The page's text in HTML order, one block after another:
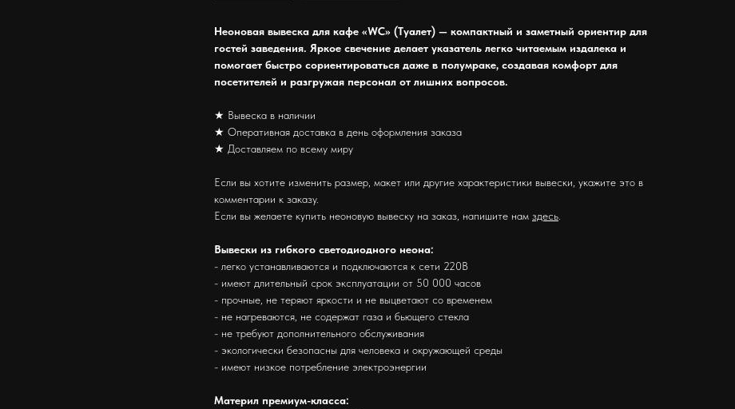
Неоновая вывеска для кафе «WC» (Туалет) — компактный и заметный ориентир для
гостей заведения. Яркое свечение делает указатель легко читаемым издалека и
помогает быстро сориентироваться даже в полумраке, создавая комфорт для
посетителей и разгружая персонал от лишних вопросов.
★ Вывеска в наличии
★ Оперативная доставка в день оформления заказа
★ Доставляем по всему миру
Если вы хотите изменить размер, макет или другие характеристики вывески, укажите это в
комментарии к заказу.
Если вы желаете купить неоновую вывеску на заказ, напишите нам здесь
Вывески из гибкого светодиодного неона:
- легко устанавливаются и подключаются к сети 220В
- имеют длительный срок эксплуатации от 50 000 часов
- прочные, не теряют яркости и не выцветают со временем
- не нагреваются, не содержат газа и бьющего стекла
- не требуют дополнительного обслуживания
- экологически безопасны для человека и окружающей среды
- имеют низкое потребление электроэнергии
Материл премиум-класса: